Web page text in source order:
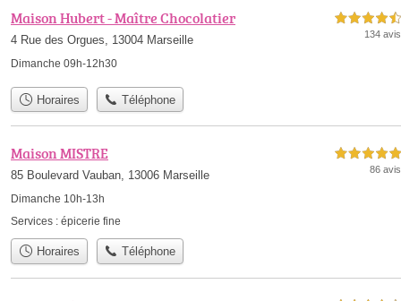
Maison Hubert - Maître Chocolatier
4 Rue des Orgues, 13004 Marseille
Dimanche 09h-12h30
4,5 étoiles sur 5
134 avis
Horaires Téléphone
Maison MISTRE
85 Boulevard Vauban, 13006 Marseille
Dimanche 10h-13h
5,0 étoiles sur 5
86 avis
Services : épicerie fine
Horaires Téléphone